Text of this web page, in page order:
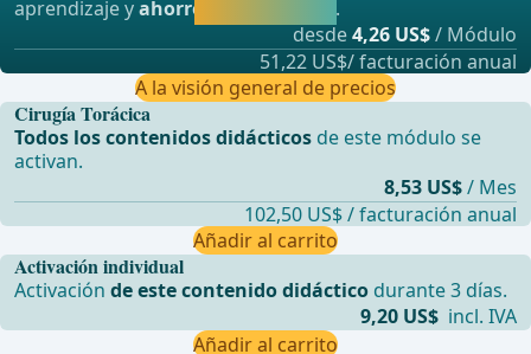
Activación individual
Activaciónde este contenido didáctico durante 3 días.
9,20 US$ incl. IVA
Añadir al carrito
aprendizaje yahorre hasta un 50% .
desde4,26 US$/ Módulo
51,22 US$/ facturación anual
A la visión general de precios
Cirugía Torácica
Todos los contenidos didácticos de este módulo se
activan.
8,53 US$/ Mes
102,50 US$ / facturación anual
Añadir al carrito